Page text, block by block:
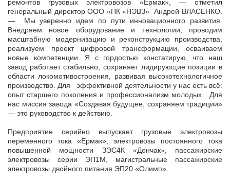
ремонтов грузовых электровозов «Ермак», — отметил
генеральный директор ООО «ПК «НЭВЗ» Андрей ВЛАСЕНКО.
— Мы уверенно идем по пути инновационного развития.
Внедряем новое оборудование и технологии, проводим
масштабную модернизацию и реконструкцию производства,
реализуем проект цифровой трансформации, осваиваем
новые компетенции. Я с гордостью констатирую, что наш
завод работает стабильно, сохраняет лидирующие позиции в
области локомотивостроения, развивая высокотехнологичное
производство. Для эффективной деятельности у нас есть всё:
опыт старшего поколения и профессионализм молодых. Для
нас миссия завода «Создавая будущее, сохраняем традиции»
— это руководство к действию.
Предприятие серийно выпускает грузовые электровозы
переменного тока «Ермак», электровозы постоянного тока
повышенной мощности ЗЭС4К «Дончак», пассажирские
электровозы серии ЭП1М, магистральные пассажирские
электровозы двойного питания ЭП20 «Олимп».